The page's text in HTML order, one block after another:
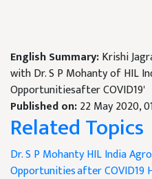
English Summary:Krishi
with Dr. S P Mohanty of HIL
Opportunitiesafter COVID19'
Published on:22 May 2020,
Related Topics
Dr. S P MohantyHIL India
Opportunities after COVID19